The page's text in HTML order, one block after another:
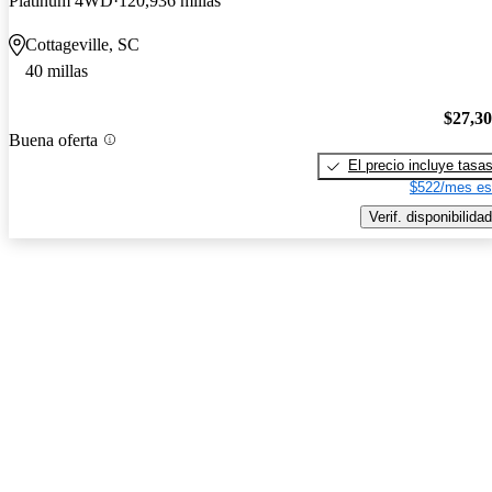
Cottageville, SC
40 millas
Buena oferta
El precio incluye tasas
$522/mes
Verif. disponibilidad